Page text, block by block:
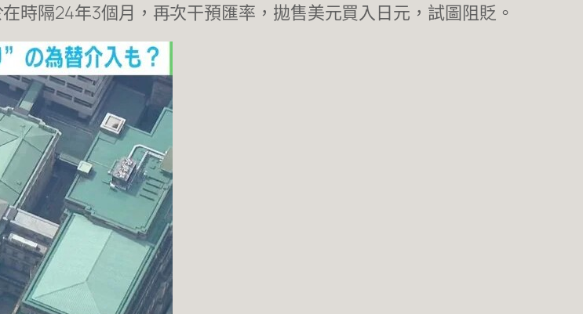
時隔24年3個月，再次干預匯率，拋售美元買入日元，試圖阻貶。